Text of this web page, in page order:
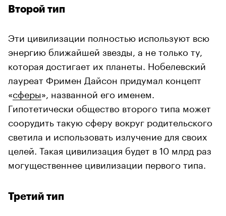
Второй тип
Эти цивилизации полностью используют всю
энергию ближайшей звезды, а не только ту,
которая достигает их планеты. Нобелевский
лауреат Фримен Дайсон придумал концепт
«сферы», названной его именем.
Гипотетически общество второго типа может
соорудить такую сферу вокруг родительского
светила и использовать излучение для своих
целей. Такая цивилизация будет в 10 млрд раз
могущественнее цивилизации первого типа.
Третий тип